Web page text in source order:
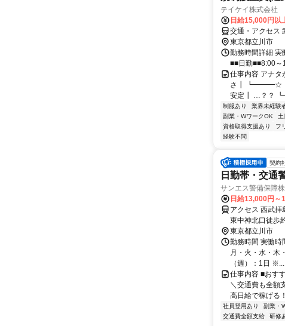
テイケイ株式会社
日給15,000円以
交通・アクセス
東京都立川市
勤務時間詳細 実
■■日勤■■8:00～
仕事内容 ア
さ┃ ┗━━━☆
安定┃ …？
制服あり 業界未経験
副業・WワークOK
資格取得支援あり
フ
経験不問
契約
日勤帯・交通
サンエス警備保障
日給13,000円～
アクセス 西武拝
東中神北口徒歩
OK＊交通費全
ある為、自宅の
東京都立川市
勤務時間 実働時
月・火・水・木
（週）：1日 ※...
仕事内容 ■お
＼交通費も全
高日給で稼げる
社員登用あり 副業・
交通費全額支給
研修